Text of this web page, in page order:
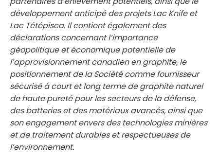
développement anticipé des projets Lac Knife et
Lac Tétépisca. Il contient également des
déclarations concernant l’importance
géopolitique et économique potentielle de
l’approvisionnement canadien en graphite, le
positionnement de la Société comme fournisseur
sécurisé à court et long terme de graphite naturel
de haute pureté pour les secteurs de la défense,
des batteries et des matériaux avancés, ainsi que
son engagement envers des technologies minières
et de traitement durables et respectueuses de
l’environnement.